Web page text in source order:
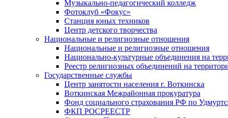
Музыкально-педагогический колледж
Фотоклуб «Фокус»
Станция юных техников
Центр детского творчества
Национальные и религиозные отношения
Национальные и религиозные отношения
Национально-культурные объединения на
Реестр религиозных объединений на
Государственные службы
Центр занятости населения г. Воткинска
Воткинская Межрайонная прокуратура
Фонд социального страхования РФ по
ФКП РОСРЕЕСТР